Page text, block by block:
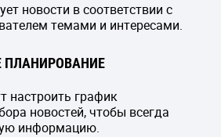
новости в соответствии с
темами и интересами.
ПЛАНИРОВАНИЕ
настроить график
новостей, чтобы всегда
информацию.